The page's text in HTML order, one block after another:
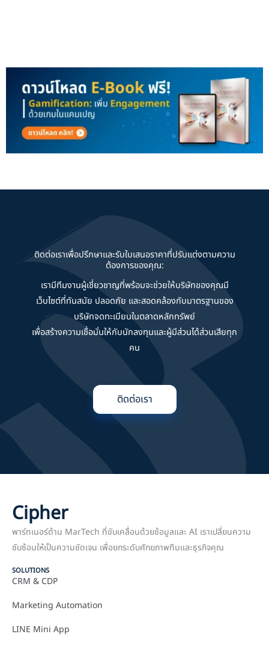
ติดต่อเราเพื่อปรึกษาและรับใบเสนอราคาที่ปรับแต่งตามความ
ต้องการของคุณ:
เรามีทีมงานผู้เชี่ยวชาญที่พร้อมจะช่วยให้บริษัทของคุณมี
เว็บไซต์ที่ทันสมัย ปลอดภัย และสอดคล้องกับมาตรฐานของ
บริษัทจดทะเบียนในตลาดหลักทรัพย์
เพื่อสร้างความเชื่อมั่นให้กับนักลงทุนและผู้มีส่วนได้ส่วนเสียทุก
คน
ติดต่อเรา
Cipher
พาร์ทเนอร์ด้าน MarTech ที่ขับเคลื่อนด้วยข้อมูลและ AI เราเปลี่ยนความ
ซับซ้อนให้เป็นความชัดเจน เพื่อยกระดับศักยภาพทีมและธุรกิจคุณ
SOLUTIONS
CRM & CDP
Marketing Automation
LINE Mini App